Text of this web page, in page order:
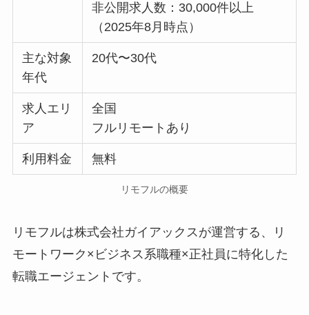
非公開求人数：30,000件以上
（2025年8月時点）
主な対象
年代
20代〜30代
求人エリ
ア
全国
フルリモートあり
利用料金 無料
リモフルの概要
リモフルは株式会社ガイアックスが運営する、リ
モートワーク×ビジネス系職種×正社員に特化した
転職エージェントです。